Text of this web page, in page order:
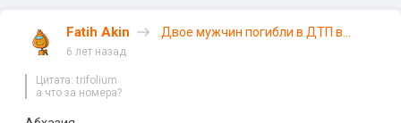
Fatih Akin
Двое мужчин погибли в ДТП в
6 лет назад
Цитата: trifolium
а что за номера?